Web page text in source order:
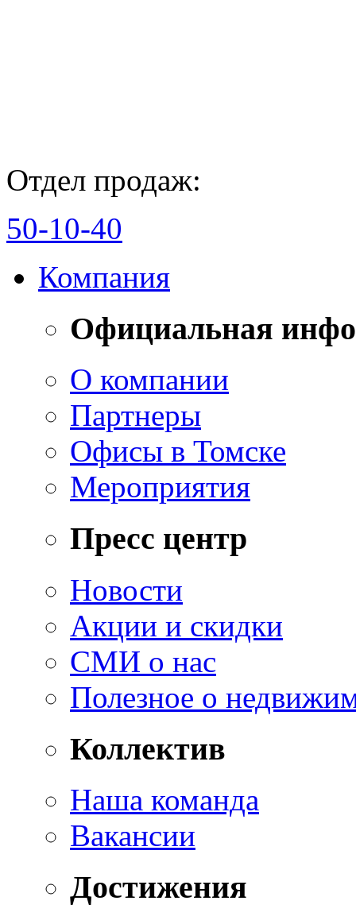
Отдел продаж:
50-10-40
Компания
Официальная
О компании
Партнеры
Офисы в Томске
Мероприятия
Пресс центр
Новости
Акции и скидки
СМИ о нас
Полезное о
Коллектив
Наша команда
Вакансии
Достижения